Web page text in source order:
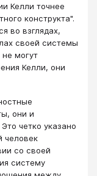
Келли точнее
конструкта".
во взглядах,
своей системы
не могут
Келли, они
они и
четко указано
человек
со своей
систему